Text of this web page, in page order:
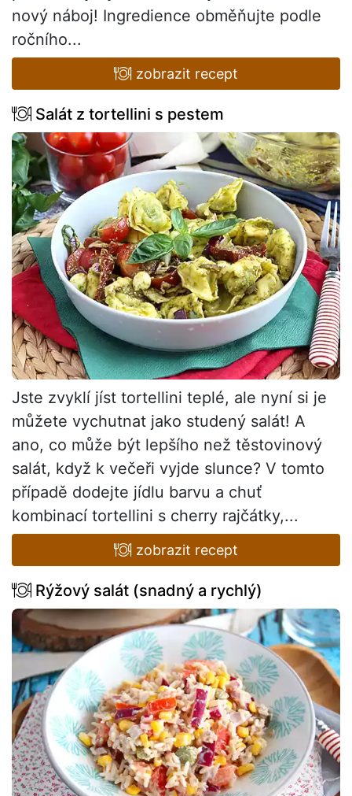
nový náboj! Ingredience obměňujte podle
ročního...
zobrazit recept
Salát z tortellini s pestem
Jste zvyklí jíst tortellini teplé, ale nyní si je
můžete vychutnat jako studený salát! A
ano, co může být lepšího než těstovinový
salát, když k večeři vyjde slunce? V tomto
případě dodejte jídlu barvu a chuť
kombinací tortellini s cherry rajčátky,...
zobrazit recept
Rýžový salát (snadný a rychlý)